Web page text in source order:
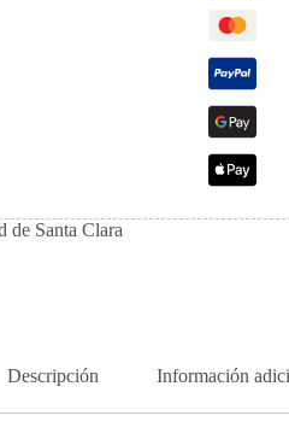
de Santa Clara
Descripción Información